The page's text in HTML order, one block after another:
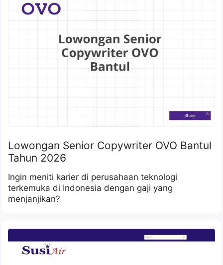
Lowongan Senior Copywriter OVO Bantul
Tahun 2026
Ingin meniti karier di perusahaan teknologi
terkemuka di Indonesia dengan gaji yang
menjanjikan?